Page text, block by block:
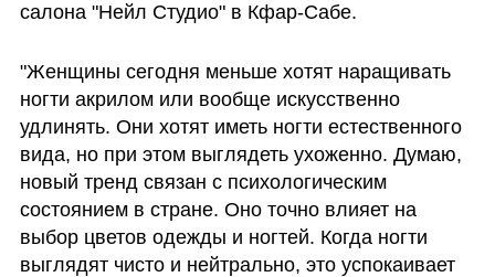
салона "Нейл Студио" в Кфар-Сабе.
"Женщины сегодня меньше хотят наращивать
ногти акрилом или вообще искусственно
удлинять. Они хотят иметь ногти естественного
вида, но при этом выглядеть ухоженно. Думаю,
новый тренд связан с психологическим
состоянием в стране. Оно точно влияет на
выбор цветов одежды и ногтей. Когда ногти
выглядят чисто и нейтрально, это успокаивает